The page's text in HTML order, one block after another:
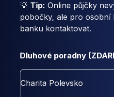
💡 Tip: Online půjčky
pobočky, ale pro osobní
banku kontaktovat.
Dluhové poradny
Charita Polevsko